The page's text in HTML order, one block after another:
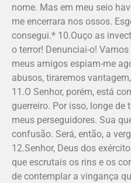
nome. Mas em meu seio
me encerrara nos ossos.
consegui.* 10.Ouço as
o terror! Denunciai-o!
meus amigos espiam-me
abusos, tiraremos
11.O Senhor, porém, está
guerreiro. Por isso, longe de
meus perseguidores. Sua
confusão. Será, então, a
12.Senhor, Deus dos
que escrutais os rins e os
de contemplar a vingança